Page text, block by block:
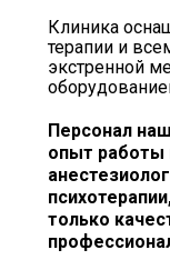
Клиника
терапии и
экстренной
Персонал
опыт работы
только